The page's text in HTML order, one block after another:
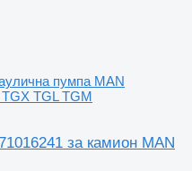
пумпа MAN
TGL TGM
за камион MAN